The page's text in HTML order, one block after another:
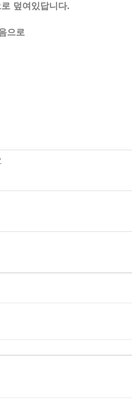
덮여있답니다.
으로